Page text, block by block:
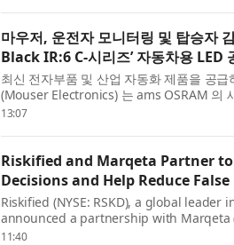
마우저, 운전자 모니터링 및 탑승자
Black IR:6 C-시리즈’ 자동차용 LED
최신 전자부품 및 산업 자동화 제품을 공
(Mouser Electronics) 는 ams OSRAM 의
밝혔다. OSLON Black IR:6 LED 는 운전
13:07
Riskified and Marqeta Partner
Decisions and Help Reduce
Riskified (NYSE: RSKD), a global
announced a partnership with Marqeta
platform, to give card issuers on
11:40